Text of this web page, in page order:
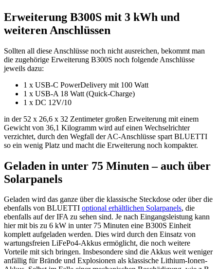
Erweiterung B300S mit 3 kWh und
weiteren Anschlüssen
Sollten all diese Anschlüsse noch nicht ausreichen, bekommt man
die zugehörige Erweiterung B300S noch folgende Anschlüsse
jeweils dazu:
1 x USB-C PowerDelivery mit 100 Watt
1 x USB-A 18 Watt (Quick-Charge)
1 x DC 12V/10
in der 52 x 26,6 x 32 Zentimeter großen Erweiterung mit einem
Gewicht von 36,1 Kilogramm wird auf einen Wechselrichter
verzichtet, durch den Wegfall der AC-Anschlüsse spart BLUETTI
so ein wenig Platz und macht die Erweiterung noch kompakter.
Geladen in unter 75 Minuten – auch über
Solarpanels
Geladen wird das ganze über die klassische Steckdose oder über die
ebenfalls von BLUETTI optional erhältlichen Solarpanels, die
ebenfalls auf der IFA zu sehen sind. Je nach Eingangsleistung kann
hier mit bis zu 6 kW in unter 75 Minuten eine B300S Einheit
komplett aufgeladen werden. Dies wird durch den Einsatz von
wartungsfreien LiFePo4-Akkus ermöglicht, die noch weitere
Vorteile mit sich bringen. Insbesondere sind die Akkus weit weniger
anfällig für Brände und Explosionen als klassische Lithium-Ionen-